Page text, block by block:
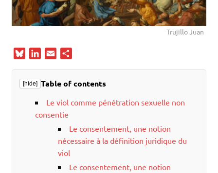
Trujillo Juan
u
e
k
d
i
l
t
a
[hide] Table of contents
Le viol comme pénétration sexuelle non
consentie
Le consentement, une notion
nécessaire à la définition juridique du
viol
Le consentement, une notion